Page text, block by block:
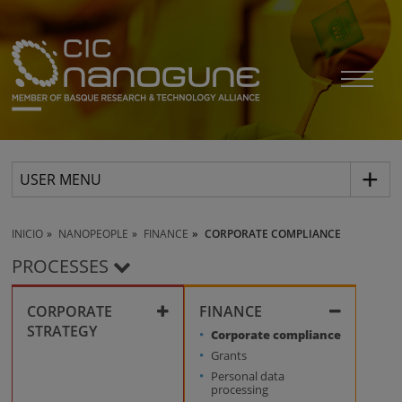
USER MENU
INICIO NANOPEOPLE FINANCE CORPORATE COMPLIANCE
PROCESSES
CORPORATE
STRATEGY
FINANCE
Corporate compliance
Grants
Personal data
processing